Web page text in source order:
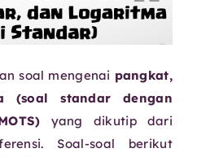
soal mengenai pangkat,
(soal standar dengan
yang dikutip dari
Soal-soal berikut